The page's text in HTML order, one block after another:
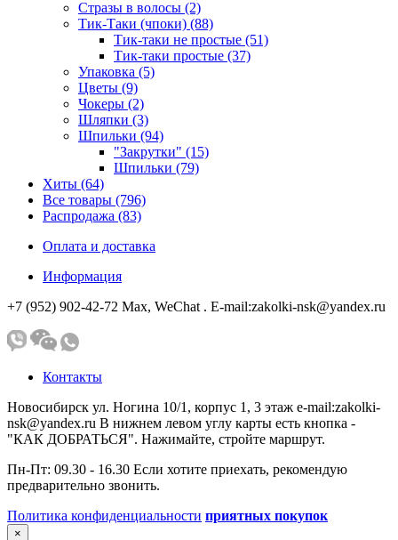
Стразы в волосы (2)
Тик-Таки (чпоки) (88)
Тик-таки не простые (51)
Тик-таки простые (37)
Упаковка (5)
Цветы (9)
Чокеры (2)
Шляпки (3)
Шпильки (94)
"Закрутки" (15)
Шпильки (79)
Хиты (64)
Все товары (796)
Распродажа (83)
Оплата и доставка
Информация
+7 (952) 902-42-72 Мах, WeChat . E-mail:zakolki-nsk@yandex.ru
Контакты
Новосибирск ул. Ногина 10/1, корпус 1, 3 этаж e-mail:zakolki-
nsk@yandex.ru В нижнем левом углу карты есть кнопка -
"КАК ДОБРАТЬСЯ". Нажимайте, стройте маршрут.
Пн-Пт: 09.30 - 16.30 Если хотите приехать, рекомендую
предварительно звонить.
Политика конфиденциальности приятных покупок
×